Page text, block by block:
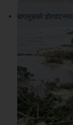
बागलुङको